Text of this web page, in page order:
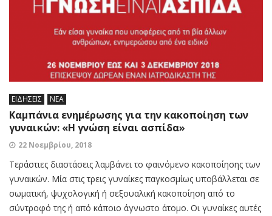
ΕΙΔΗΣΕΙΣ ΝΕΑ
Καμπάνια ενημέρωσης για την κακοποίηση των
γυναικών: «Η γνώση είναι ασπίδα»
22 Νοεμβρίου, 2018
Τεράστιες διαστάσεις λαμβάνει το φαινόμενο κακοποίησης των
γυναικών. Μία στις τρεις γυναίκες παγκοσμίως υποβάλλεται σε
σωματική, ψυχολογική ή σεξουαλική κακοποίηση από το
σύντροφό της ή από κάποιο άγνωστο άτομο. Οι γυναίκες αυτές